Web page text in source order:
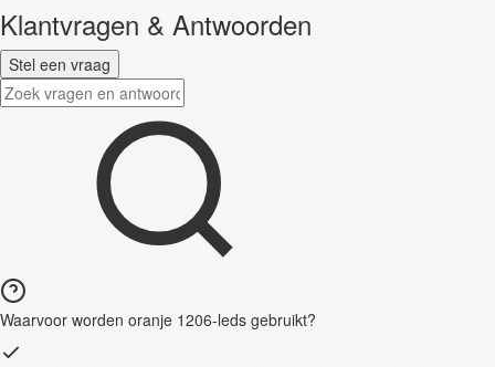
Klantvragen & Antwoorden
Stel een vraag
Waarvoor worden oranje 1206-leds gebruikt?